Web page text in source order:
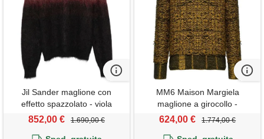
Jil Sander maglione con
effetto spazzolato - viola
852,00 € 1.690,00 €
MM6 Maison Margiela
maglione a girocollo -
marrone
624,00 € 1.774,00 €